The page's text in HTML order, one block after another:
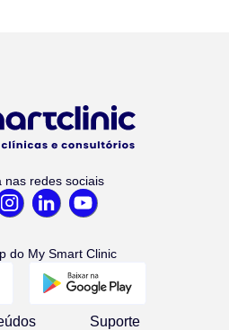
nas redes sociais
do My Smart Clinic
Suporte